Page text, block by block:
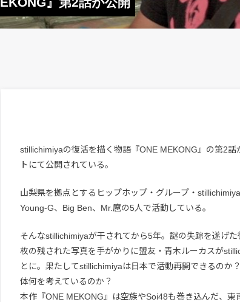
stillichimiyaの復活を描く物語『ONE MEKONG』の第2話
トにて公開されている。
山梨県を拠点とするヒップホップ・グループ・
Young-G、Big Ben、Mr.麿の5人で活動している。
そんなstillichimiyaが干されてから5年。謎の失踪を遂げ
枚の残された写真を手がかりに盟友・青木ルーカスが
とに。果たしてstillichimiyaは日本で活動再開できるの
体何を考えているのか？
本作『ONE MEKONG』は空族やSoi48も巻き込んだ、東